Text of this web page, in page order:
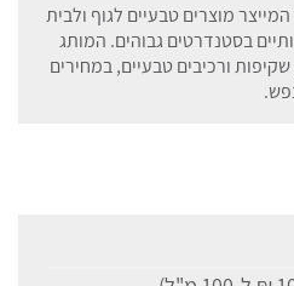
מוצרים טבעיים לגוף ולבית
בסטנדרטים גבוהים. המותג
ורכיבים טבעיים, במחירים